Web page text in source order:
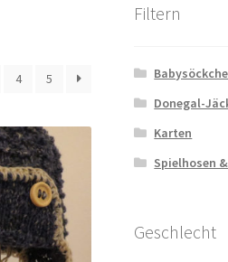
4 5
Filtern
Donegal-
Karten
Spielhosen
Geschlecht